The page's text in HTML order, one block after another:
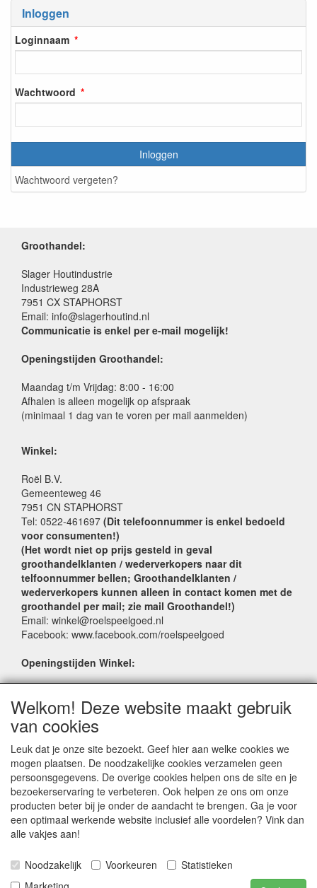
Inloggen
Loginnaam
Wachtwoord
Inloggen
Wachtwoord vergeten?
Groothandel:
Slager Houtindustrie
Industrieweg 28A
7951 CX STAPHORST
Email: info@slagerhoutind.nl
Communicatie is enkel per e-mail mogelijk!
Openingstijden Groothandel:
Maandag t/m Vrijdag: 8:00 - 16:00
Afhalen is alleen mogelijk op afspraak
(minimaal 1 dag van te voren per mail aanmelden)
Winkel:
Roël B.V.
Gemeenteweg 46
7951 CN STAPHORST
Tel: 0522-461697 (Dit telefoonnummer is enkel bedoeld
voor consumenten!)
(Het wordt niet op prijs gesteld in geval
groothandelklanten / wederverkopers naar dit
telfoonnummer bellen; Groothandelklanten /
wederverkopers kunnen alleen in contact komen met de
groothandel per mail; zie mail Groothandel!)
Email: winkel@roelspeelgoed.nl
Facebook: www.facebook.com/roelspeelgoed
Openingstijden Winkel:
Zaterdag: 9:00 - 17:00
Donderdagavond koopavond: 19:00 - 21:00
SERVICE
Verkoopadressen
Webwinkels
Bestelvoorwaarden
Partner Groothandels
Algemene voorwaarden
Logivert © 1998-2024 LogiVert.com de All-in-One oplossing voor handelsbedrijven |
Welkom! Deze website maakt gebruik
van cookies
Leuk dat je onze site bezoekt. Geef hier aan welke cookies we
mogen plaatsen. De noodzakelijke cookies verzamelen geen
persoonsgegevens. De overige cookies helpen ons de site en je
bezoekerservaring te verbeteren. Ook helpen ze ons om onze
producten beter bij je onder de aandacht te brengen. Ga je voor
een optimaal werkende website inclusief alle voordelen? Vink dan
alle vakjes aan!
Noodzakelijk Voorkeuren
Statistieken